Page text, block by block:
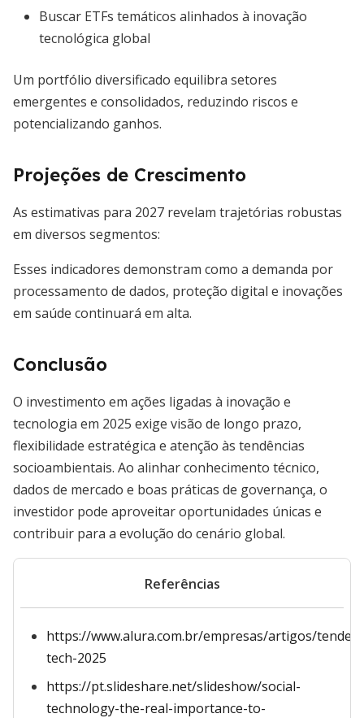
Buscar ETFs temáticos alinhados à inovação
tecnológica global
Um portfólio diversificado equilibra setores
emergentes e consolidados, reduzindo riscos e
potencializando ganhos.
Projeções de Crescimento
As estimativas para 2027 revelam trajetórias robustas
em diversos segmentos:
Esses indicadores demonstram como a demanda por
processamento de dados, proteção digital e inovações
em saúde continuará em alta.
Conclusão
O investimento em ações ligadas à inovação e
tecnologia em 2025 exige visão de longo prazo,
flexibilidade estratégica e atenção às tendências
socioambientais. Ao alinhar conhecimento técnico,
dados de mercado e boas práticas de governança, o
investidor pode aproveitar oportunidades únicas e
contribuir para a evolução do cenário global.
Referências
https://www.alura.com.br/empresas/artigos/
tech-2025
https://pt.slideshare.net/slideshow/social-
technology-the-real-importance-to-